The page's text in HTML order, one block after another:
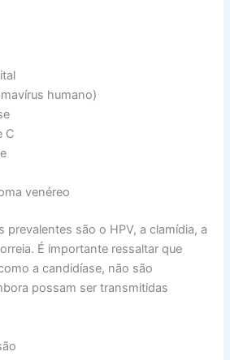
humano)
C
venéreo
prevalentes são o HPV, a clamídia, a
É importante ressaltar que
a candidíase, não são
possam ser transmitidas